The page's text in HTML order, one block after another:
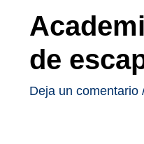
de
Deja un comentario